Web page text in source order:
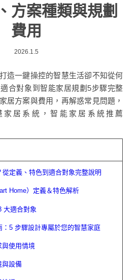
方案種類與規劃
費用
2026.1.5
造一鍵操控的智慧生活卻不知從何
合對象到智能家居規劃5步驟完整
居方案與費用，再解惑常見問題，
家居系統，智能家居系統推薦
定義、特色到適合對象完整說明
Home）定義＆特色解析
大適合對象
：5 步驟設計專屬於您的智慧家庭
使用情境
與設備